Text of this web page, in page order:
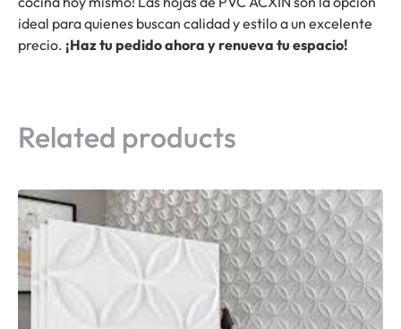
ideal para quienes buscan calidad y estilo a un excelente
precio. ¡Haz tu pedido ahora y renueva tu espacio!
Related products